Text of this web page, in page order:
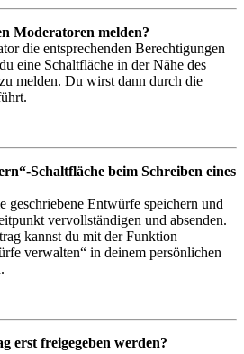
Moderatoren melden?
die entsprechenden Berechtigungen
eine Schaltfläche in der Nähe des
melden. Du wirst dann durch die
Schaltfläche beim Schreiben eines
geschriebene Entwürfe speichern und
vervollständigen und absenden.
kannst du mit der Funktion
verwalten“ in deinem persönlichen
erst freigegeben werden?